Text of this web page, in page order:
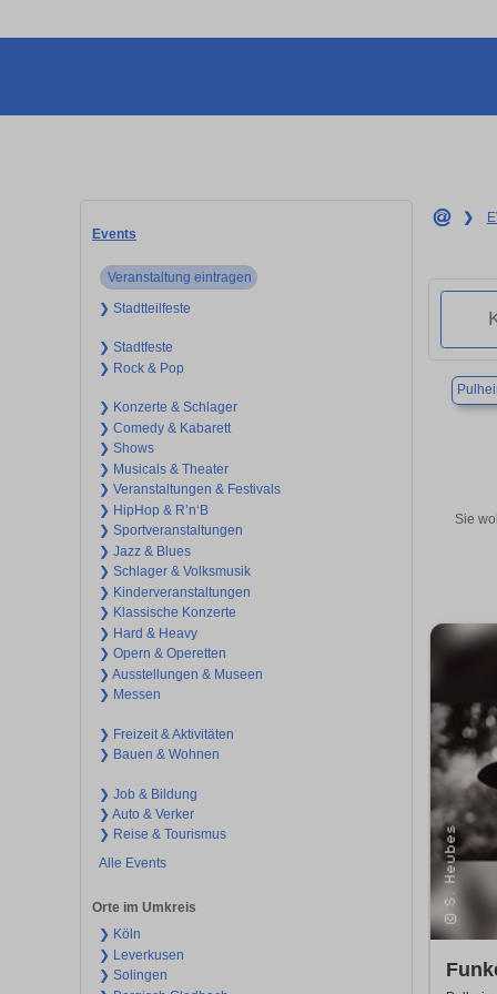
Events
Veranstaltung eintragen
❯ Stadtteilfeste
❯ Stadtfeste
❯ Rock & Pop
❯ Konzerte & Schlager
❯ Comedy & Kabarett
❯ Shows
❯ Musicals & Theater
❯ Veranstaltungen & Festivals
❯ HipHop & R’n‘B
❯ Sportveranstaltungen
❯ Jazz & Blues
❯ Schlager & Volksmusik
❯ Kinderveranstaltungen
❯ Klassische Konzerte
❯ Hard & Heavy
❯ Opern & Operetten
❯ Ausstellungen & Museen
❯ Messen
❯ Freizeit & Aktivitäten
❯ Bauen & Wohnen
❯ Job & Bildung
❯ Auto & Verker
❯ Reise & Tourismus
Alle Events
Orte im Umkreis
❯ Köln
❯ Leverkusen
❯ Solingen
❯
Sie